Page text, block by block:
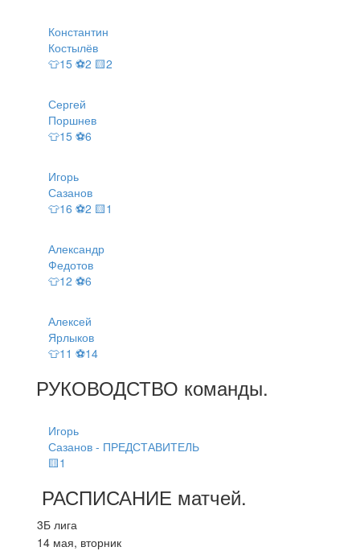
Константин
Костылёв
👕15 ⚽2 🟨2
Сергей
Поршнев
👕15 ⚽6
Игорь
Сазанов
👕16 ⚽2 🟨1
Александр
Федотов
👕12 ⚽6
Алексей
Ярлыков
👕11 ⚽14
РУКОВОДСТВО команды.
Игорь
Сазанов - ПРЕДСТАВИТЕЛЬ
🟨1
РАСПИСАНИЕ матчей.
3Б лига
14 мая, вторник